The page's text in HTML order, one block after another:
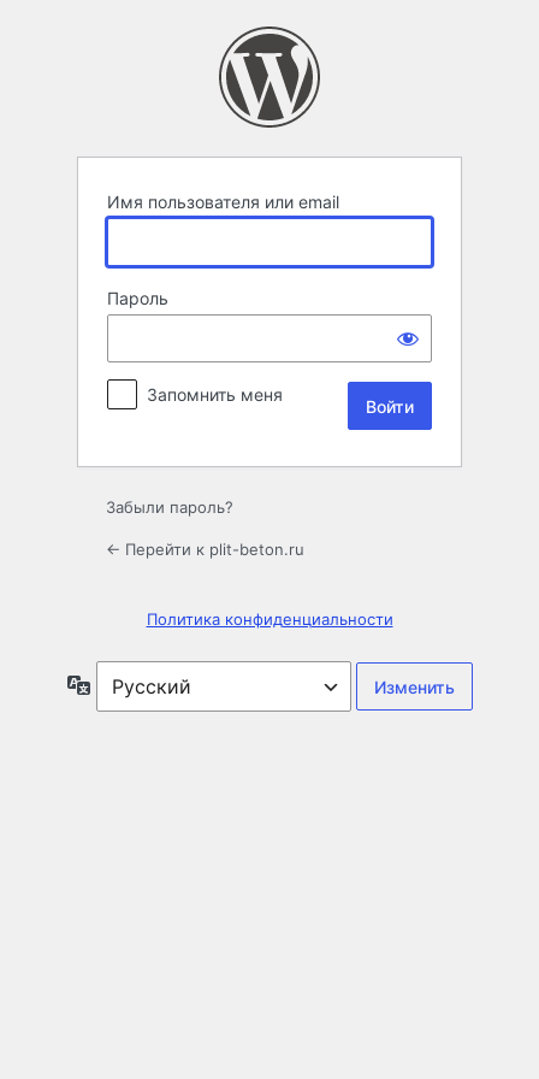
Имя пользователя или email
Пароль
Запомнить меня
Забыли пароль?
← Перейти к plit-beton.ru
Политика конфиденциальности
Язык